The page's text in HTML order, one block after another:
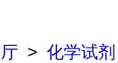
> 化学试剂